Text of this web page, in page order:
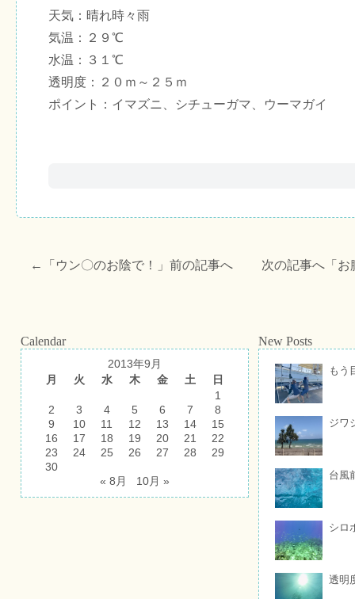
天気：晴れ時々雨
気温：２９℃
水温：３１℃
透明度：２０ｍ～２５ｍ
ポイント：イマズニ、シチューガマ、ウーマガイ
←「 ウン〇のお陰で！ 」前の記事へ 次の記事へ「 お
Calendar
2013年9月
月
火 水 木 金 土
日
1
2
3 4 5 6 7
8
9
10 11 12 13 14
15
16
17 18 19 20 21
22
23
24 25 26 27 28
29
30
« 8月
10月 »
New Posts
もう
ジワ
台風
シロ
透明